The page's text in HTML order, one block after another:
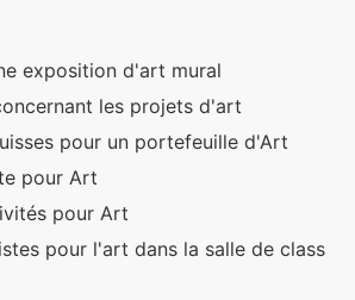
exposition d'art mural
les projets d'art
pour un portefeuille d'Art
pour Art
pour Art
pour l'art dans la salle de class